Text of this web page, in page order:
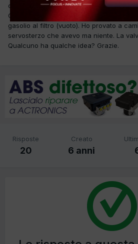
distanza richiesta attivazione assente o
Centralina regolazione distanza. Il mezzo
gasolio al filtro (vuoto). Ho provato a
servosterzo che avevo ma niente. La
Qualcuno ha qualche idea? Grazie.
Risposte
20
Creato
6 anni